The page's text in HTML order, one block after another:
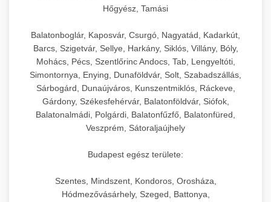
Hőgyész, Tamási
Balatonboglár, Kaposvár, Csurgó, Nagyatád, Kadarkút,
Barcs, Szigetvár, Sellye, Harkány, Siklós, Villány, Bóly,
Mohács, Pécs, Szentlőrinc Andocs, Tab, Lengyeltóti,
Simontornya, Enying, Dunaföldvár, Solt, Szabadszállás,
Sárbogárd, Dunaújváros, Kunszentmiklós, Ráckeve,
Gárdony, Székesfehérvár, Balatonföldvár, Siófok,
Balatonalmádi, Polgárdi, Balatonfűzfő, Balatonfüred,
Veszprém, Sátoraljaújhely
Budapest egész területe:
Szentes, Mindszent, Kondoros, Orosháza,
Hódmezővásárhely, Szeged, Battonya,